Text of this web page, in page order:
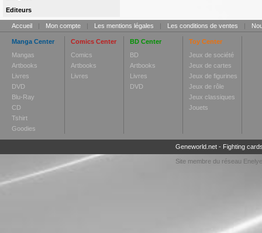
Editeurs
Accueil | Mon compte | Les mentions légales | Les conditions de ventes |
Manga Center
Mangas
Artbooks
Livres
DVD
Blu-Ray
CD
Tshirt
Goodies
Comics Center
Comics
Artbooks
Livres
BD Center
BD
Artbooks
Livres
DVD
Toy Center
Jeux de société
Jeux de cartes
Jeux de figurines
Jeux de rôle
Jeux classiques
Jouets
Geneworld.net- Fighting
Site membre du réseau Enelye